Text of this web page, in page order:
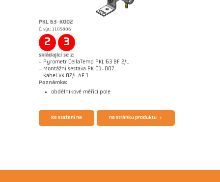
Žádostzpráva CellaWire
PKL 63-K002
Č. výr.: 1105806
2 3
skládající se z:
- Pyrometr CellaTemp PKL 63 BF 2/L
- Montážní sestava PK 01-007
- Kabel VK 02/L AF 1
Poznámka:
obdélníkové měřicí pole
Ke stažení na na stránku produktu